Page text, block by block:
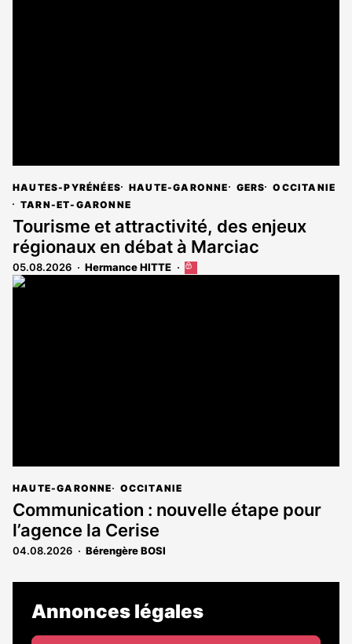
HAUTES-PYRÉNÉES HAUTE-GARONNE GERS
OCCITANIE
TARN-ET-GARONNE
Tourisme et attractivité, des enjeux
régionaux en débat à Marciac
05.08.2026 Hermance HITTE
Cet
HAUTE-GARONNE OCCITANIE
Communication : nouvelle étape pour
l’agence la Cerise
04.08.2026 Bérengère BOSI
Annonces légales